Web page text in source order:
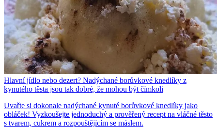
Hlavní jídlo nebo dezert? Nadýchané borůvkové knedlíky z
kynutého těsta jsou tak dobré, že mohou být čímkoli
Uvařte si dokonale nadýchané kynuté borůvkové knedlíky jako
obláček! Vyzkoušejte jednoduchý a prověřený recept na vláčné těsto
s tvarem, cukrem a rozpouštějícím se máslem.